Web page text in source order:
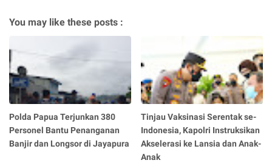
You may like these posts :
Polda Papua Terjunkan 380
Personel Bantu Penanganan
Banjir dan Longsor di Jayapura
Tinjau Vaksinasi Serentak se-
Indonesia, Kapolri Instruksikan
Akselerasi ke Lansia dan Anak-
Anak